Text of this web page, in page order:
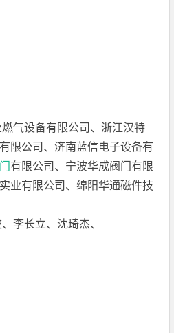
气设备有限公司、浙江汉特
限公司、济南蓝信电子设备有
有限公司、宁波华成阀门有限
业有限公司、绵阳华通磁件技
李长立、沈琦杰、